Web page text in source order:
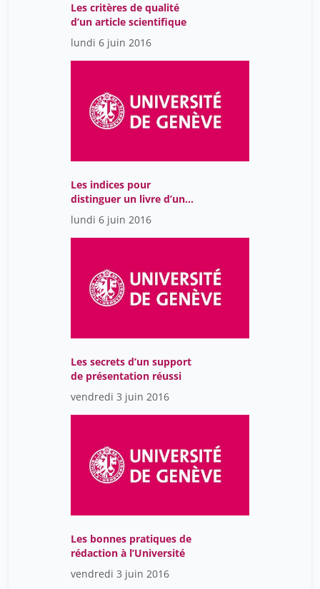
Les critères de qualité
d’un article scientifique
lundi 6 juin 2016
Les indices pour
distinguer un livre d’un
article
lundi 6 juin 2016
Les secrets d’un support
de présentation réussi
vendredi 3 juin 2016
Les bonnes pratiques de
rédaction à l’Université
vendredi 3 juin 2016